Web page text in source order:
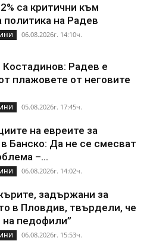
са критични към
на Радев
06.08.2026г. 14:10ч.
Радев е
плажoвете от неговите
05.08.2026г. 17:45ч.
на евреите за
Банско: Да не се смесват
–...
06.08.2026г. 14:02ч.
задържани за
в Пловдив, твърдели, че
на педофили”
06.08.2026г. 15:53ч.